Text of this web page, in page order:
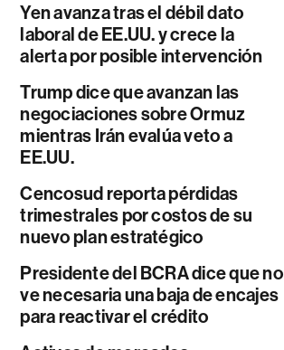
Yen avanza tras el débil dato
laboral de EE.UU. y crece la
alerta por posible intervención
Trump dice que avanzan las
negociaciones sobre Ormuz
mientras Irán evalúa veto a
EE.UU.
Cencosud reporta pérdidas
trimestrales por costos de su
nuevo plan estratégico
Presidente del BCRA dice que no
ve necesaria una baja de encajes
para reactivar el crédito